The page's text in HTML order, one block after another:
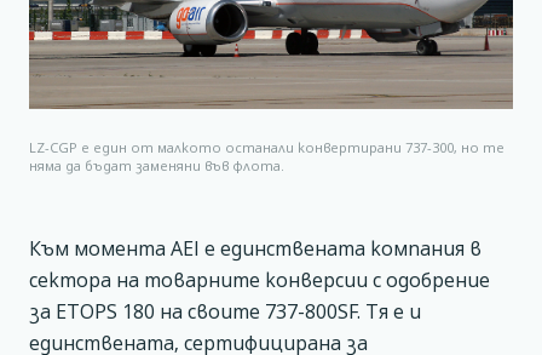
LZ-CGP е един от малкото останали конвертирани 737-300, но те
няма да бъдат заменяни във флота.
Към момента AEI е единствената компания в
сектора на товарните конверсии с одобрение
за ETOPS 180 на своите 737-800SF. Тя е и
единствената, сертифицирана за